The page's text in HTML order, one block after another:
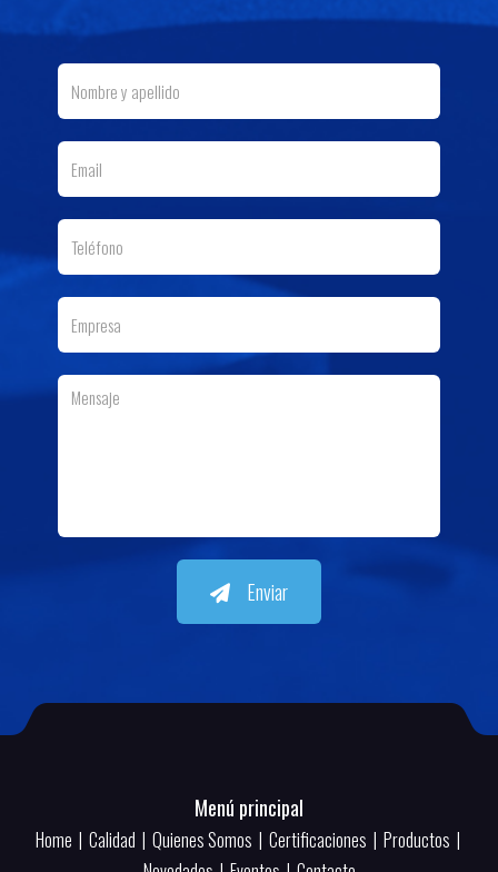
Enviar
Menú principal
Home | Calidad | Quienes Somos | Certificaciones | Productos |